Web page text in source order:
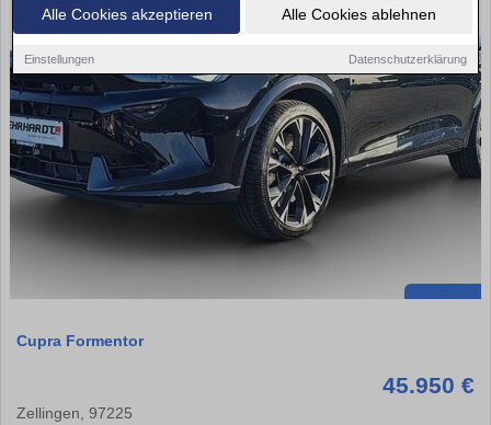
Alle Cookies akzeptieren Alle Cookies ablehnen
Einstellungen Datenschutzerklärung
Cupra Formentor
45.950 €
Zellingen, 97225